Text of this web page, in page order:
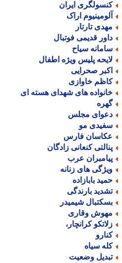
ایران
اراک
تارتار
قدیمی فوتبال
سیاح
پلیس ویژه اطفال
صحرایی
خاوازی
های شهدای هسته ای
مجلس
مو
فارس
کنعانی زادگان
عرب
های زنانه
بابازاده
بارندگی
شیمیدر
وقاری
کرانچار،
سیاه
وضعیت